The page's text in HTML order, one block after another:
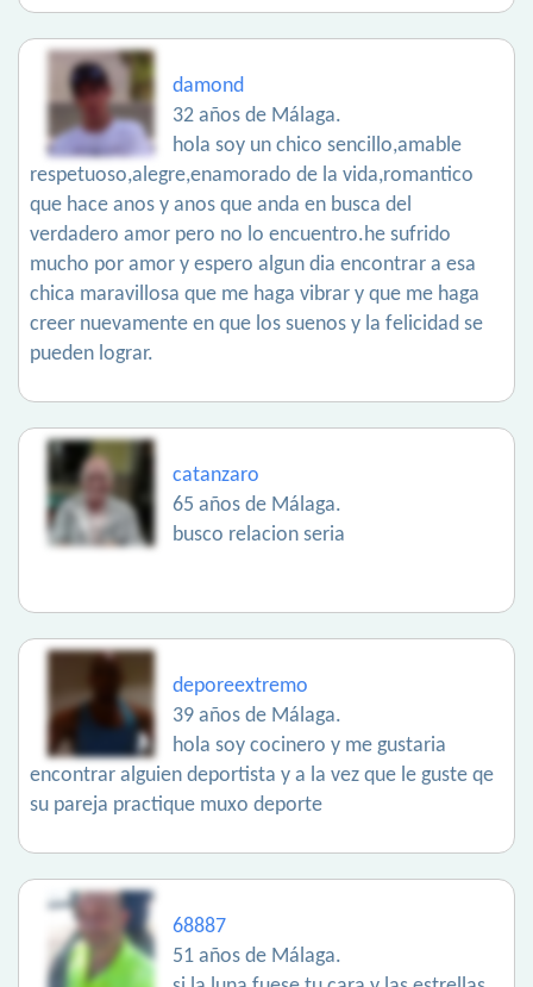
damond
32 años de Málaga.
hola soy un chico sencillo,amable
respetuoso,alegre,enamorado de la vida,romantico
que hace anos y anos que anda en busca del
verdadero amor pero no lo encuentro.he sufrido
mucho por amor y espero algun dia encontrar a esa
chica maravillosa que me haga vibrar y que me haga
creer nuevamente en que los suenos y la felicidad se
pueden lograr.
catanzaro
65 años de Málaga.
busco relacion seria
deporeextremo
39 años de Málaga.
hola soy cocinero y me gustaria
encontrar alguien deportista y a la vez que le guste qe
su pareja practique muxo deporte
68887
51 años de Málaga.